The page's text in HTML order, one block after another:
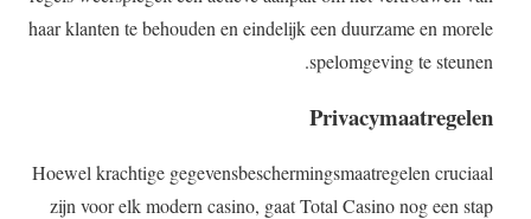
haar klanten te behouden en eindelijk een duurzame en morele
spelomgeving te steunen.
Privacymaatregelen
Hoewel krachtige gegevensbeschermingsmaatregelen cruciaal
zijn voor elk modern casino, gaat Total Casino nog een stap